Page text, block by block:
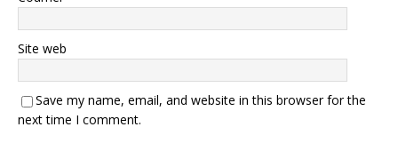
Site web
Save my name, email, and website in this browser for the
next time I comment.